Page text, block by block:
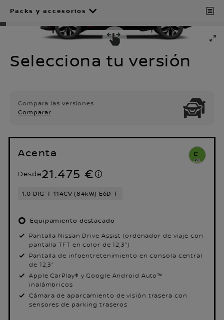
Packs y accesorios
Selecciona tu versión
Compara las versiones
Comparar
Acenta
Desde21.475 €
1.0 DIG-T 114CV (84kW) E6D-F
Equipamiento destacado
Pantalla Nissan Drive Assist (ordenador de viaje con
pantalla TFT en color de 12,3")
Pantalla de infoentretenimiento en consola central
de 12,3“
Apple CarPlay® y Google Android Auto™
inalámbricos
Cámara de aparcamiento de visión trasera con
sensores de parking traseros​